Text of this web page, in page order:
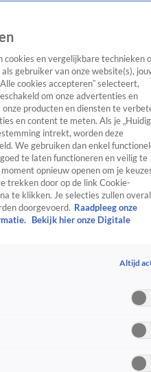
TV Algemeen
Tip
RealityCrimeVideo's
cookies en vergelijkbare technieken
gebruiker van onze website(s),
cookies accepteren” selecteert,
om onze advertenties en
producten en diensten te
en content te meten. Als je
intrekt, worden deze
We gebruiken dan enkel
te laten functioneren en veilig te
opnieuw openen om je
trekken door op de link Cookie-
te klikken. Je selecties zullen overal
doorgevoerd. Raadpleeg onze
Bekijk hier onze Digitale
Altijd